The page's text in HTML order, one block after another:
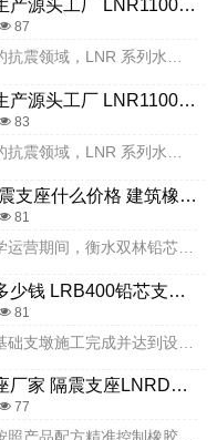
建筑减隔震支座生产源头工厂 LNR1100橡胶隔震支座生产厂家 LNR1200天然隔震支座
87
在建筑与桥梁工程的抗震领域，LNR 系列水平分散型橡胶隔震支座凭借其独特的水平力分散设计与可靠的隔震性能，成为众多工程的重要选择。作为专业的 LNR 系列水平分...
建筑减隔震支座生产源头工厂 LNR1100橡胶隔震支座生产厂家 LNR1200天然隔震支座
83
LNR1300天然隔震支座什么价格 建筑橡胶建筑隔震支座源头工厂 LNR隔震支座1000(II型)
81
建筑高阻尼支座多少钱 LRB400铅芯支座源头工厂 建筑铅芯橡胶隔震支座定制源头工厂
81
钢结构房抗震支座厂家 隔震支座LNRD420厂家 减隔震支座厂商
77